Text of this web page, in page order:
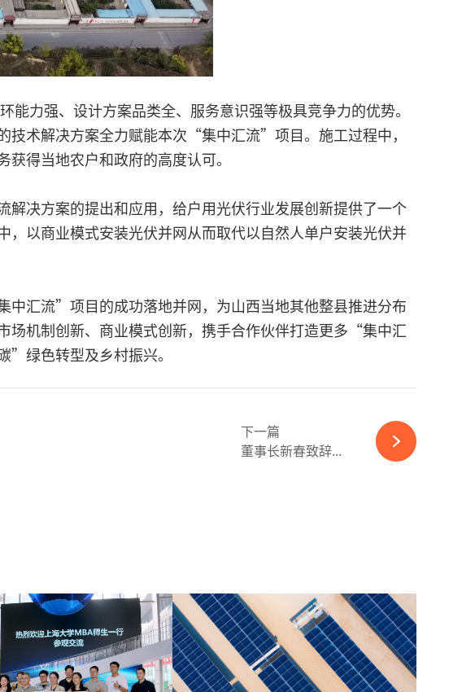
力强、设计方案品类全、服务意识强等极具竞争力的优势。
技术解决方案全力赋能本次“集中汇流”项目。施工过程中，
得当地农户和政府的高度认可。
决方案的提出和应用，给户用光伏行业发展创新提供了一个
以商业模式安装光伏并网从而取代以自然人单户安装光伏并
汇流”项目的成功落地并网，为山西当地其他整县推进分布
场机制创新、商业模式创新，携手合作伙伴打造更多“集中汇
绿色转型及乡村振兴。
下一篇
董事长新春致辞...